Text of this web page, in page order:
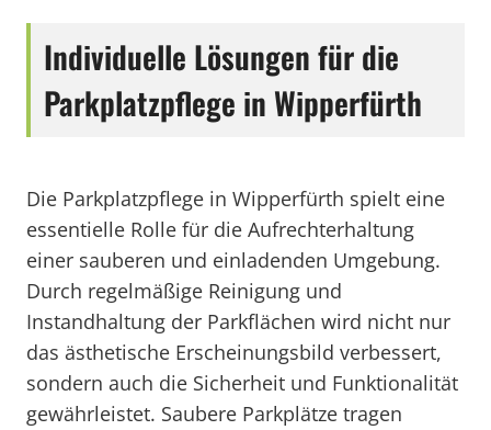
Individuelle Lösungen für die
Parkplatzpflege in Wipperfürth
Die Parkplatzpflege in Wipperfürth spielt eine
essentielle Rolle für die Aufrechterhaltung
einer sauberen und einladenden Umgebung.
Durch regelmäßige Reinigung und
Instandhaltung der Parkflächen wird nicht nur
das ästhetische Erscheinungsbild verbessert,
sondern auch die Sicherheit und Funktionalität
gewährleistet. Saubere Parkplätze tragen